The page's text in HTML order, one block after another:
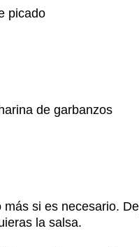
picado
de garbanzos
más si es necesario.
la salsa.